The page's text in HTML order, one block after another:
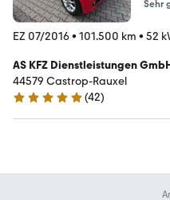
Sehr
EZ 07/2016• 101.500 km • 52
AS KFZ Dienstleistungen
44579 Castrop-Rauxel
5 Sterne
(42)